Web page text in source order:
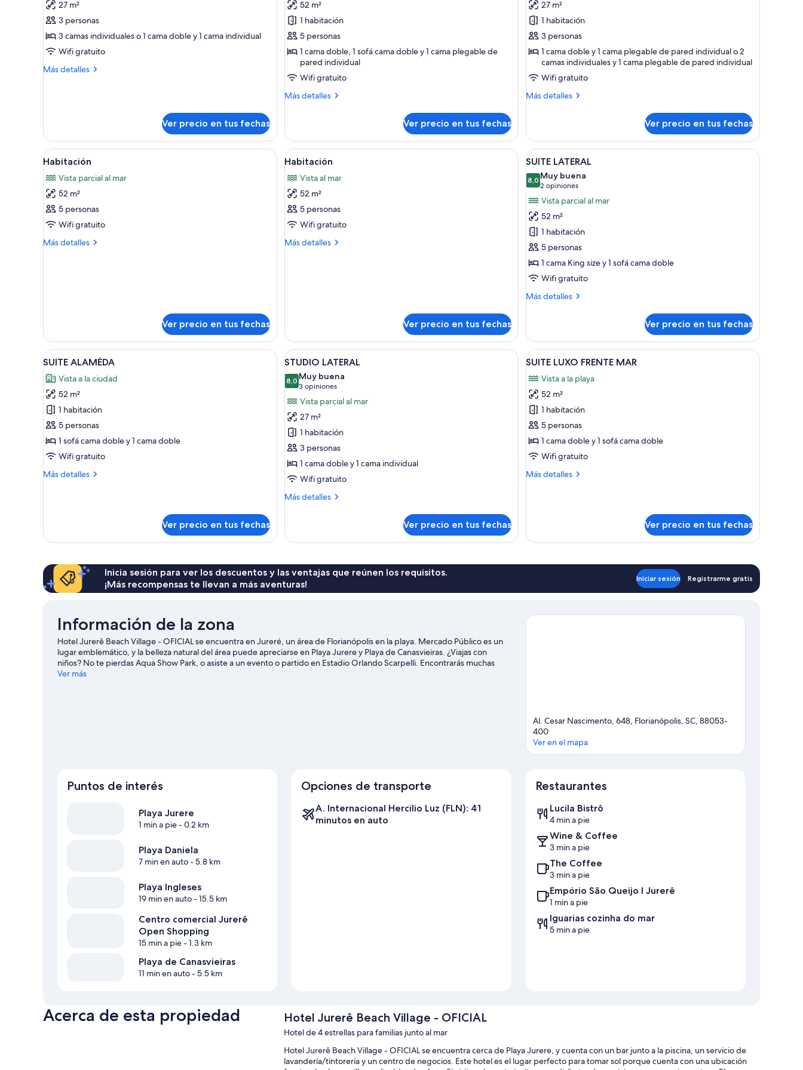
Room
Deluxe
with
Side
Sea
27 m²
3 personas
3 camas individuales o 1 cama doble y 1 cama individual
Wifi gratuito
Más detalles
Más
Side
Sea
View
Ver precio en tus fechas
Suite
Deluxe
52 m²
1 habitación
5 personas
1 cama doble, 1 sofá cama doble y 1 cama plegable de
pared individual
Wifi gratuito
Más detalles
Más
Deluxe
Ver precio en tus fechas
Estudio
Deluxe
27 m²
1 habitación
3 personas
1 cama doble y 1 cama plegable de pared individual o 2
camas individuales y 1 cama plegable de pared individual
Wifi gratuito
Más detalles
Más
Deluxe
Ver precio en tus fechas
Ver
todas
las
fotos
de
Habitación
Minibar y caja de seguridad en la habitación
7
Habitación
Vista parcial al mar
52 m²
5 personas
Wifi gratuito
Más detalles
Más
Ver precio en tus fechas
Ver
todas
las
fotos
de
Habitación
Minibar y caja de seguridad en la habitación
7
Habitación
Vista al mar
52 m²
5 personas
Wifi gratuito
Más detalles
Más
Ver precio en tus fechas
Ver
todas
las
fotos
de
SUITE
LATERAL
Habitación de hotel con cama, mesitas de
6
SUITE LATERAL
8,08,0 de 10
Muy buena
2 opiniones
(2
opiniones)
Vista parcial al mar
52 m²
1 habitación
5 personas
1 cama King size y 1 sofá cama doble
Wifi gratuito
Más detalles
Más
LATERAL
Ver precio en tus fechas
Ver
todas
las
fotos
de
SUITE
ALAMÉDA
Habitación de hotel con cama, escritorio con televisor, mesita de noche y ventana con cortinas.
6
SUITE ALAMÉDA
Vista a la ciudad
52 m²
1 habitación
5 personas
1 sofá cama doble y 1 cama doble
Wifi gratuito
Más detalles
Más
Ver precio en tus fechas
Ver
todas
las
fotos
de
STUDIO
LATERAL
Una habitación de hotel con una cama, un escritorio con televisor y una silla.
4
STUDIO LATERAL
8,08,0 de 10
Muy buena
3 opiniones
(3
opiniones)
Vista parcial al mar
27 m²
1 habitación
3 personas
1 cama doble y 1 cama individual
Wifi gratuito
Más detalles
Más
LATERAL
Ver precio en tus fechas
Ver
todas
las
fotos
de
SUITE
LUXO
FRENTE
Habitación de hotel con cama, televisión,
6
SUITE LUXO FRENTE MAR
Vista a la playa
52 m²
1 habitación
5 personas
1 cama doble y 1 sofá cama doble
Wifi gratuito
Más detalles
Más
MAR
Ver precio en tus fechas
Inicia sesión para ver los descuentos y las ventajas que reúnen los requisitos.
¡Más recompensas te llevan a más aventuras!
Iniciar sesión Registrarme gratis
Información de la zona
Hotel Jurerê Beach Village - OFICIAL se encuentra en Jureré, un área de Florianópolis en la playa. Mercado Público es un
lugar emblemático, y la belleza natural del área puede apreciarse en Playa Jurere y Playa de Canasvieiras. ¿Viajas con
niños? No te pierdas Aqua Show Park, o asiste a un evento o partido en Estadio Orlando Scarpelli. Encontrarás muchas
opciones para disfrutar del agua con actividades como buceo.
Ver más
Al. Cesar Nascimento, 648, Florianópolis, SC, 88053-
400
Ver en el mapa
Puntos de interés
Playa Jurere
1 min a pie- 0.2 km
Playa Daniela
7 min en auto- 5.8 km
Playa Ingleses
19 min en auto- 15.5 km
Centro comercial Jurerê
Open Shopping
15 min a pie- 1.3 km
Playa de Canasvieiras
11 min en auto- 5.5 km
Opciones de transporte
A. Internacional Hercilio Luz (FLN): 41
minutos en auto
Restaurantes
Lucila Bistrô
4 min a pie
Wine & Coffee
3 min a pie
The Coffee
3 min a pie
Empório São Queijo I Jurerê
1 min a pie
Iguarias cozinha do mar
5 min a pie
Acerca de esta propiedad Hotel Jurerê Beach Village - OFICIAL
Hotel de 4 estrellas para familias junto al mar
Hotel Jurerê Beach Village - OFICIAL se encuentra cerca de Playa Jurere, y cuenta con un bar junto a la piscina, un servicio de
lavandería/tintorería y un centro de negocios. Este hotel es el lugar perfecto para tomar sol porque cuenta con una ubicación